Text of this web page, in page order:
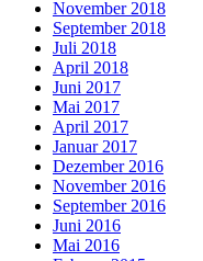
November 2018
September 2018
Juli 2018
April 2018
Juni 2017
Mai 2017
April 2017
Januar 2017
Dezember 2016
November 2016
September 2016
Juni 2016
Mai 2016